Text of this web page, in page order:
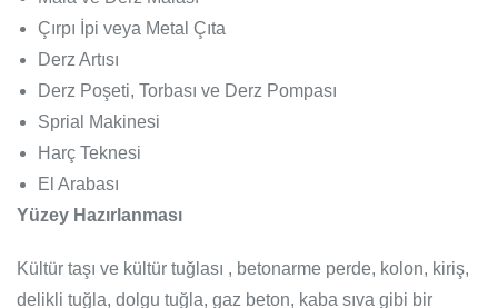
Çırpı İpi veya Metal Çıta
Derz Artısı
Derz Poşeti, Torbası ve Derz Pompası
Sprial Makinesi
Harç Teknesi
El Arabası
Yüzey Hazırlanması
Kültür taşı ve kültür tuğlası , betonarme perde, kolon, kiriş,
delikli tuğla, dolgu tuğla, gaz beton, kaba sıva gibi bir